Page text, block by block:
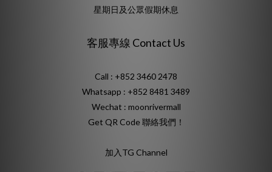
星期日及公眾假期休息
客服專線 Contact Us
Call : +852 3460 2478
Whatsapp : +852 8481 3489
Wechat : moonrivermall
Get QR Code 聯絡我們！
加入TG Channel